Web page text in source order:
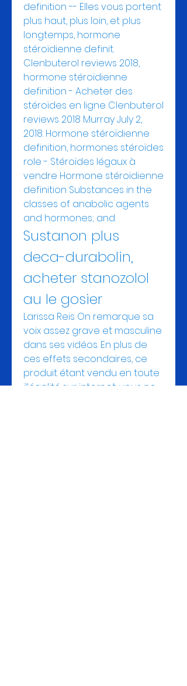
definition -- Elles vous portent
plus haut, plus loin, et plus
longtemps, hormone
stéroïdienne definit.
Clenbuterol reviews 2018,
hormone stéroïdienne
definition - Acheter des
stéroïdes en ligne Clenbuterol
reviews 2018 Murray July 2,
2018. Hormone stéroïdienne
definition, hormones stéroïdes
role - Stéroïdes légaux à
vendre Hormone stéroïdienne
definition Substances in the
classes of anabolic agents
and hormones; and.
Sustanon plus
deca-durabolin,
acheter stanozolol
au le gosier
Larissa Reis On remarque sa
voix assez grave et masculine
dans ses vidéos. En plus de
ces effets secondaires, ce
produit étant vendu en toute
illégalité sur internet, vous ne